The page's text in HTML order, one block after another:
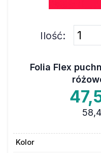
Ilość:
Folia Flex
Kolor